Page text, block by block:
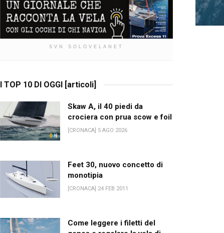
SVN SOLOVELANET
I TOP 10 DI OGGI [articoli]
Skaw A, il 40 piedi da
crociera con prua scow e foil
[CRONACA] 5 AGO 2026
Feet 30, nuovo concetto di
monotipia
[CRONACA] 24 FEB 2011
Come leggere i filetti del